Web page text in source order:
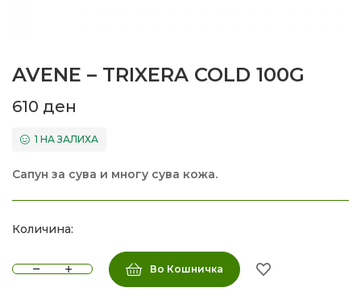
AVENE – TRIXERA COLD 100G
610 ден
1 НА ЗАЛИХА
Сапун за сува и многу сува кожа.
Количина:
Во Кошничка